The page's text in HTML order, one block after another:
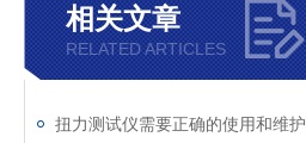
相关文章
RELATED ARTICLES
扭力测试仪需要正确的使用和维护